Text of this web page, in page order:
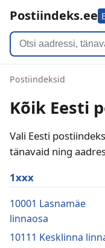
Postiindeks.ee
Postiindeksid
Kõik Eesti
Vali Eesti
tänavaid ning
1xxx
10001 Lasnamäe
linnaosa
10111 Kesklinna